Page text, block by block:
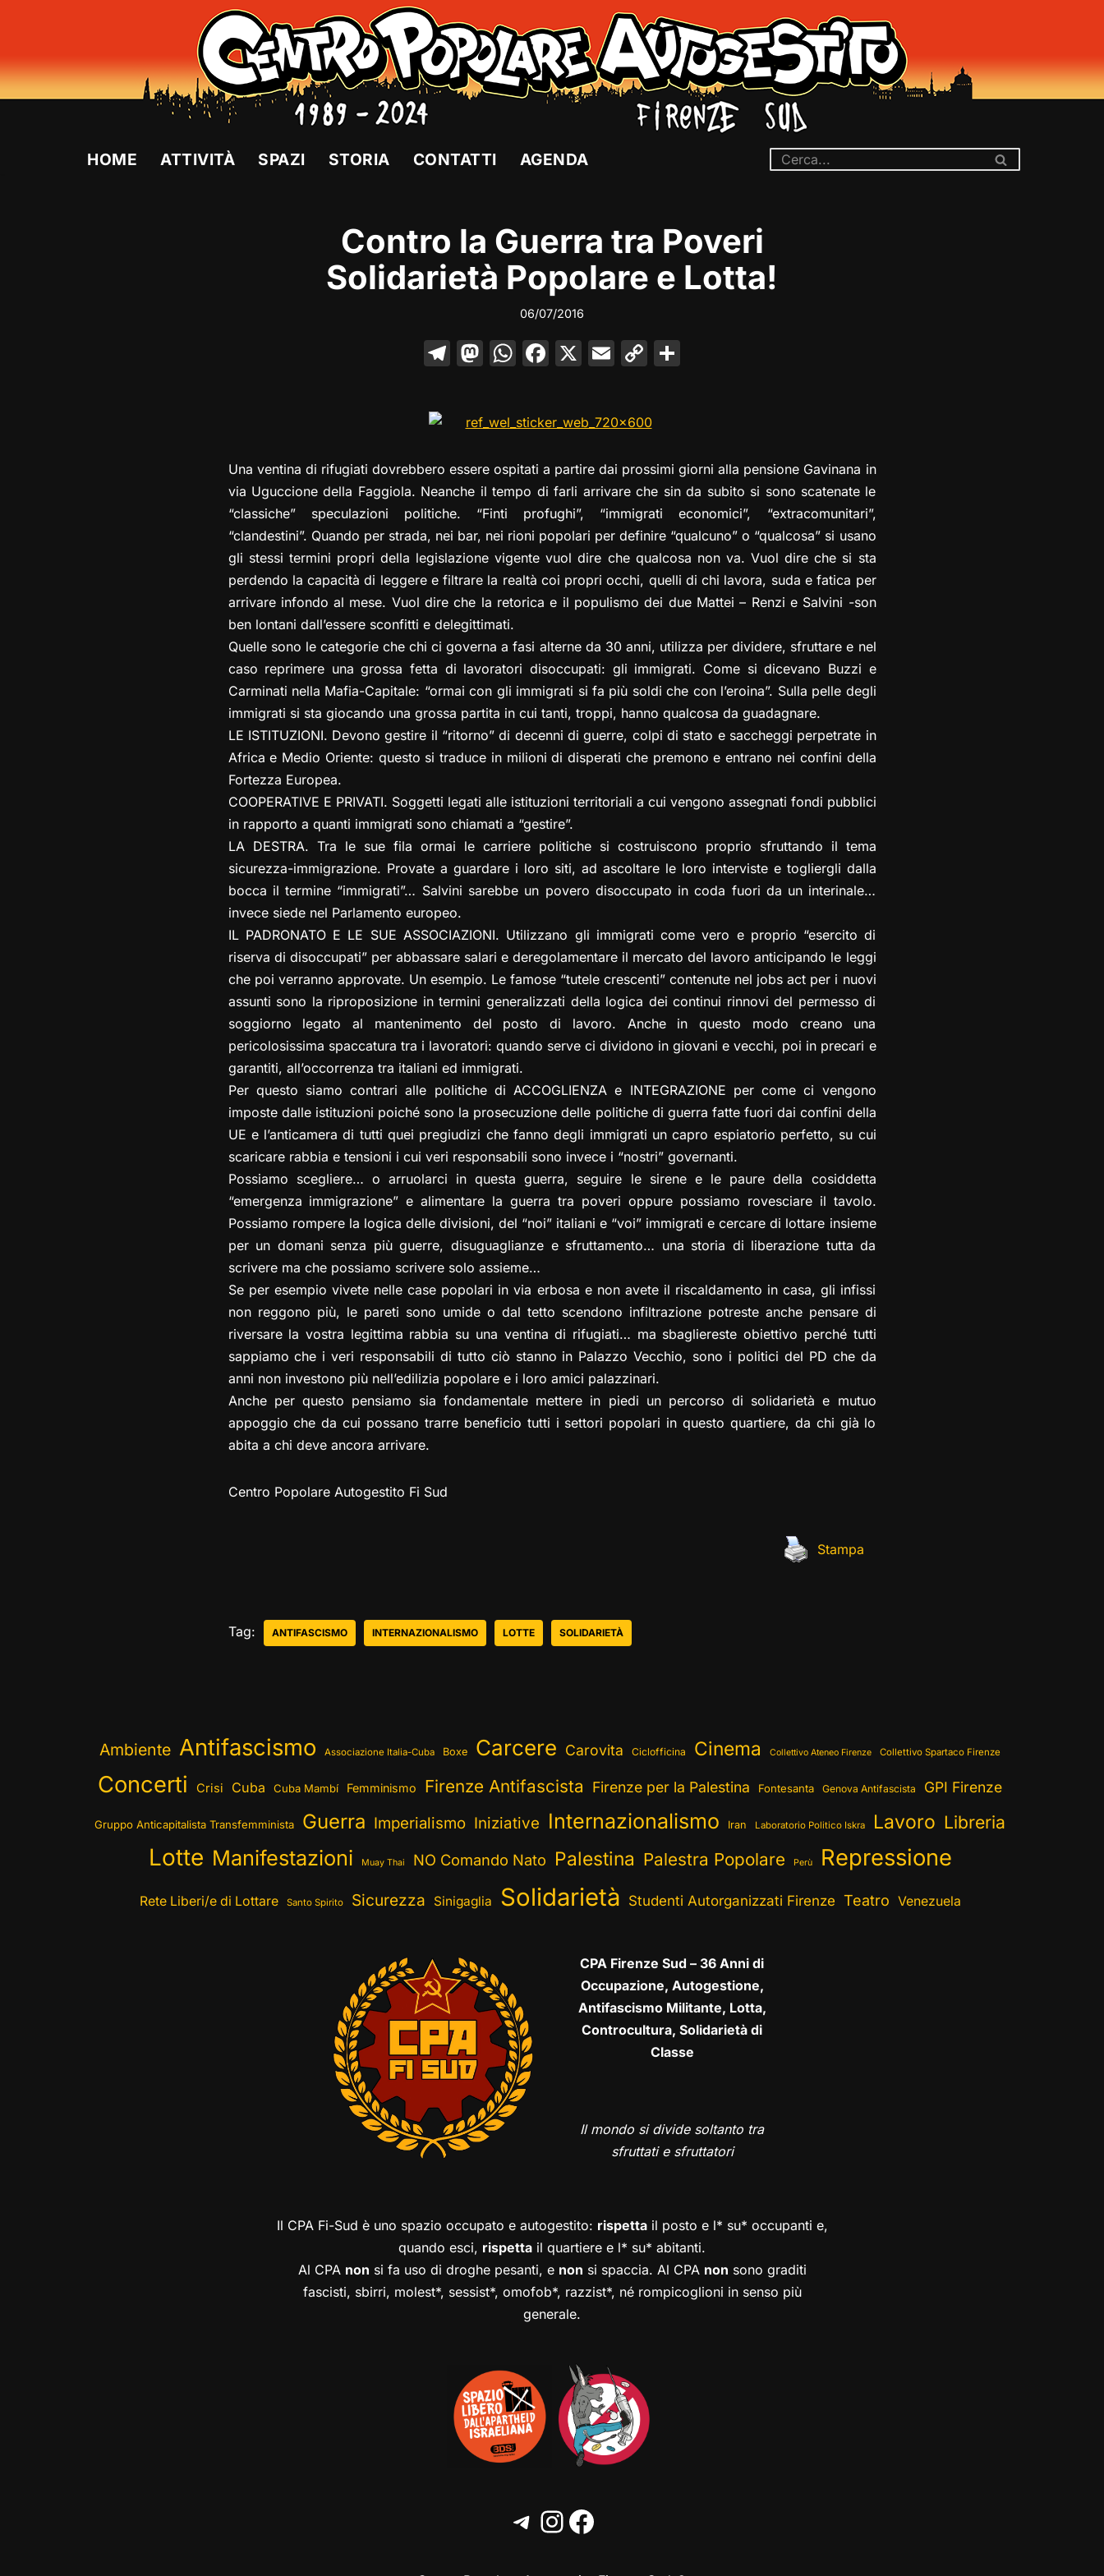
al
HOME ATTIVITÀ SPAZI STORIA CONTATTI AGENDA
Contro la Guerra tra Poveri
Solidarietà Popolare e Lotta!
06/07/2016
T
gr
a
m
M
o
d
o
n
W
s
A
p
p
F
e
b
o
o
k
X E
l
C
Li
n
k
vi
di
Una ventina di rifugiati dovrebbero essere ospitati a partire dai prossimi giorni alla pensione Gavinana in
via Uguccione della Faggiola. Neanche il tempo di farli arrivare che sin da subito si sono scatenate le
“classiche” speculazioni politiche. “Finti profughi”, “immigrati economici”, “extracomunitari”,
“clandestini”. Quando per strada, nei bar, nei rioni popolari per definire “qualcuno” o “qualcosa” si usano
gli stessi termini propri della legislazione vigente vuol dire che qualcosa non va. Vuol dire che si sta
perdendo la capacità di leggere e filtrare la realtà coi propri occhi, quelli di chi lavora, suda e fatica per
arrivare infondo al mese. Vuol dire che la retorica e il populismo dei due Mattei – Renzi e Salvini -son
ben lontani dall’essere sconfitti e delegittimati.
Quelle sono le categorie che chi ci governa a fasi alterne da 30 anni, utilizza per dividere, sfruttare e nel
caso reprimere una grossa fetta di lavoratori disoccupati: gli immigrati. Come si dicevano Buzzi e
Carminati nella Mafia-Capitale: “ormai con gli immigrati si fa più soldi che con l’eroina”. Sulla pelle degli
immigrati si sta giocando una grossa partita in cui tanti, troppi, hanno qualcosa da guadagnare.
LE ISTITUZIONI. Devono gestire il “ritorno” di decenni di guerre, colpi di stato e saccheggi perpetrate in
Africa e Medio Oriente: questo si traduce in milioni di disperati che premono e entrano nei confini della
Fortezza Europea.
COOPERATIVE E PRIVATI. Soggetti legati alle istituzioni territoriali a cui vengono assegnati fondi pubblici
in rapporto a quanti immigrati sono chiamati a “gestire”.
LA DESTRA. Tra le sue fila ormai le carriere politiche si costruiscono proprio sfruttando il tema
sicurezza-immigrazione. Provate a guardare i loro siti, ad ascoltare le loro interviste e togliergli dalla
bocca il termine “immigrati”… Salvini sarebbe un povero disoccupato in coda fuori da un interinale…
invece siede nel Parlamento europeo.
IL PADRONATO E LE SUE ASSOCIAZIONI. Utilizzano gli immigrati come vero e proprio “esercito di
riserva di disoccupati” per abbassare salari e deregolamentare il mercato del lavoro anticipando le leggi
che poi verranno approvate. Un esempio. Le famose “tutele crescenti” contenute nel jobs act per i nuovi
assunti sono la riproposizione in termini generalizzati della logica dei continui rinnovi del permesso di
soggiorno legato al mantenimento del posto di lavoro. Anche in questo modo creano una
pericolosissima spaccatura tra i lavoratori: quando serve ci dividono in giovani e vecchi, poi in precari e
garantiti, all’occorrenza tra italiani ed immigrati.
Per questo siamo contrari alle politiche di ACCOGLIENZA e INTEGRAZIONE per come ci vengono
imposte dalle istituzioni poiché sono la prosecuzione delle politiche di guerra fatte fuori dai confini della
UE e l’anticamera di tutti quei pregiudizi che fanno degli immigrati un capro espiatorio perfetto, su cui
scaricare rabbia e tensioni i cui veri responsabili sono invece i “nostri” governanti.
Possiamo scegliere… o arruolarci in questa guerra, seguire le sirene e le paure della cosiddetta
“emergenza immigrazione” e alimentare la guerra tra poveri oppure possiamo rovesciare il tavolo.
Possiamo rompere la logica delle divisioni, del “noi” italiani e “voi” immigrati e cercare di lottare insieme
per un domani senza più guerre, disuguaglianze e sfruttamento… una storia di liberazione tutta da
scrivere ma che possiamo scrivere solo assieme…
Se per esempio vivete nelle case popolari in via erbosa e non avete il riscaldamento in casa, gli infissi
non reggono più, le pareti sono umide o dal tetto scendono infiltrazione potreste anche pensare di
riversare la vostra legittima rabbia su una ventina di rifugiati… ma sbagliereste obiettivo perché tutti
sappiamo che i veri responsabili di tutto ciò stanno in Palazzo Vecchio, sono i politici del PD che da
anni non investono più nell’edilizia popolare e i loro amici palazzinari.
Anche per questo pensiamo sia fondamentale mettere in piedi un percorso di solidarietà e mutuo
appoggio che da cui possano trarre beneficio tutti i settori popolari in questo quartiere, da chi già lo
abita a chi deve ancora arrivare.
Centro Popolare Autogestito Fi Sud
Stampa
Tag: ANTIFASCISMO INTERNAZIONALISMO LOTTE SOLIDARIETÀ
Ambiente Antifascismo Associazione Italia-Cuba Boxe Carcere Carovita Ciclofficina Cinema Collettivo Ateneo Firenze Collettivo Spartaco Firenze
Concerti Crisi Cuba Cuba Mambí Femminismo Firenze Antifascista Firenze per la Palestina Fontesanta Genova Antifascista GPI Firenze
Gruppo Anticapitalista Transfemminista Guerra Imperialismo Iniziative Internazionalismo Iran Laboratorio Politico Iskra Lavoro Libreria
Lotte Manifestazioni Muay Thai NO Comando Nato Palestina Palestra Popolare Perù Repressione
Rete Liberi/e di Lottare Santo Spirito Sicurezza Sinigaglia Solidarietà Studenti Autorganizzati Firenze Teatro Venezuela
CPA Firenze Sud – 36 Anni di
Occupazione, Autogestione,
Antifascismo Militante, Lotta,
Controcultura, Solidarietà di
Classe
Il mondo si divide soltanto tra
sfruttati e sfruttatori
Il CPA Fi-Sud è uno spazio occupato e autogestito: rispettail posto e l* su* occupanti e,
quando esci, rispetta il quartiere e l* su* abitanti.
Al CPA non si fa uso di droghe pesanti, e non si spaccia. Al CPA non sono graditi
fascisti, sbirri, molest*, sessist*, omofob*, razzist*, né rompicoglioni in senso più
generale.